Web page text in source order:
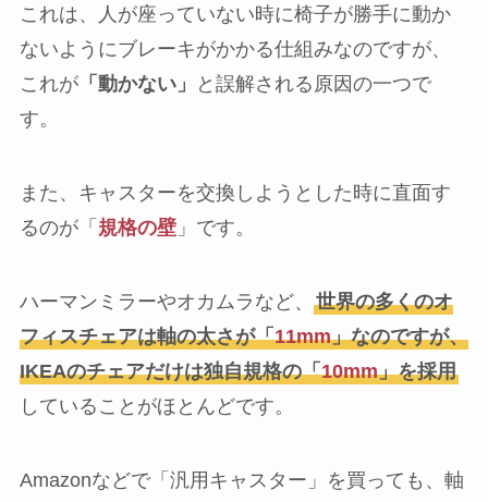
これは、人が座っていない時に椅子が勝手に動か
ないようにブレーキがかかる仕組みなのですが、
これが「動かない」
と誤解される原因の一つで
す。
また、キャスターを交換しようとした時に直面す
るのが「 規格の壁」です。
ハーマンミラーやオカムラなど、 世界の多くのオ
フィスチェアは軸の太さが「11mm」なのですが、
IKEAのチェアだけは独自規格の「10mm」を採用
していることがほとんどです。
Amazonなどで「汎用キャスター」を買っても、軸